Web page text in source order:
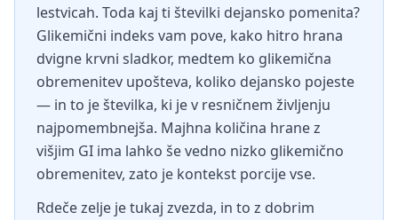
lestvicah. Toda kaj ti številki dejansko pomenita?
Glikemični indeks vam pove, kako hitro hrana
dvigne krvni sladkor, medtem ko glikemična
obremenitev upošteva, koliko dejansko pojeste
— in to je številka, ki je v resničnem življenju
najpomembnejša. Majhna količina hrane z
višjim GI ima lahko še vedno nizko glikemično
obremenitev, zato je kontekst porcije vse.
Rdeče zelje je tukaj zvezda, in to z dobrim